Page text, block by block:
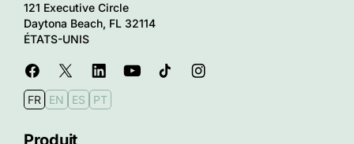
121 Executive Circle
Daytona Beach, FL 32114
ÉTATS-UNIS
FR EN ES PT